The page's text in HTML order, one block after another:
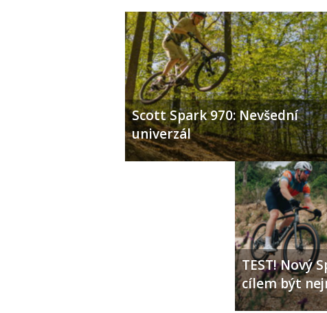
Scott Spark 970: Nevšední
univerzál
TEST! Nový
cílem být